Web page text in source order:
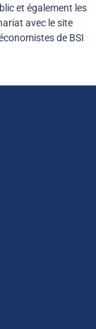
et également les
avec le site
de BSI